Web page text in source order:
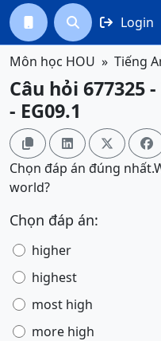
  Login
Môn học HOU Tiếng
Câu hỏi 677325
- EG09.1
   
Chọn đáp án đúng
world?
Chọn đáp án:
higher
highest
most high
more high